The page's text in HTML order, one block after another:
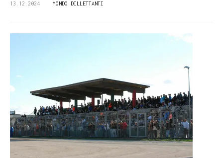
13.12.2024 MONDO DILLETTANTI